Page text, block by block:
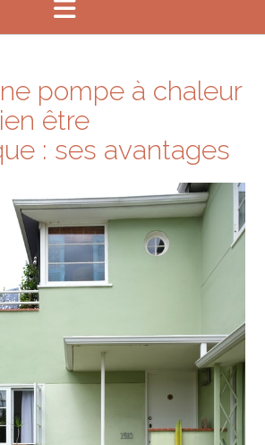
pompe à chaleur
être
: ses avantages